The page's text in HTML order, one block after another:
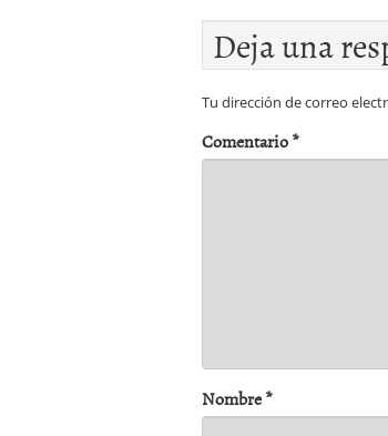
Deja una
Tu dirección de correo
Comentario*
Nombre*